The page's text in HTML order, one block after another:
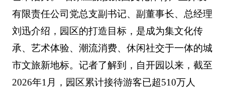
有限责任公司党总支副书记、副董事长、总经理
刘迅介绍，园区的打造目标，是成为集文化传
承、艺术体验、潮流消费、休闲社交于一体的城
市文旅新地标。记者了解到，自开园以来，截至
2026年1月，园区累计接待游客已超510万人